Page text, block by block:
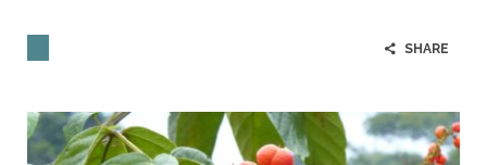
SHARE